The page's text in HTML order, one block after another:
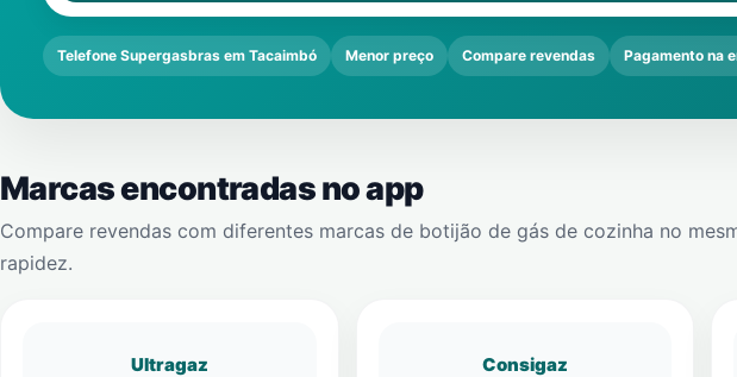
Telefone Supergasbras em Tacaimbó Menor preço Compare revendas Pagamento na
Marcas encontradas no app
Compare revendas com diferentes marcas de botijão de gás de cozinha no
rapidez.
Ultragaz Consigaz